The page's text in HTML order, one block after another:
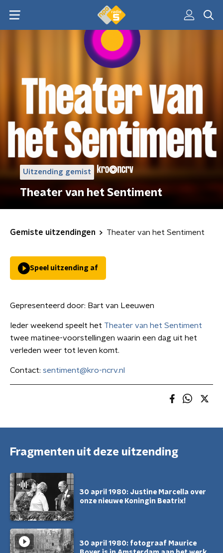
Uitzending gemist
Theater van het Sentiment
Gemiste uitzendingen Theater van het Sentiment
Speel uitzending af
Gepresenteerd door: Bart van Leeuwen
Ieder weekend speelt het Theater van het Sentiment
twee matinee-voorstellingen waarin een dag uit het
verleden weer tot leven komt.
Contact: sentiment@kro-ncrv.nl
Fragmenten uit deze uitzending
30 april 1980: Justine Marcella over
onze nieuwe Koningin Beatrix!
30 april 1980: fotograaf Maurice